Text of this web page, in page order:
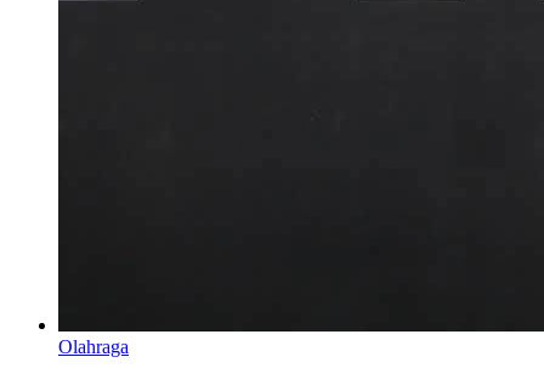
Olahraga